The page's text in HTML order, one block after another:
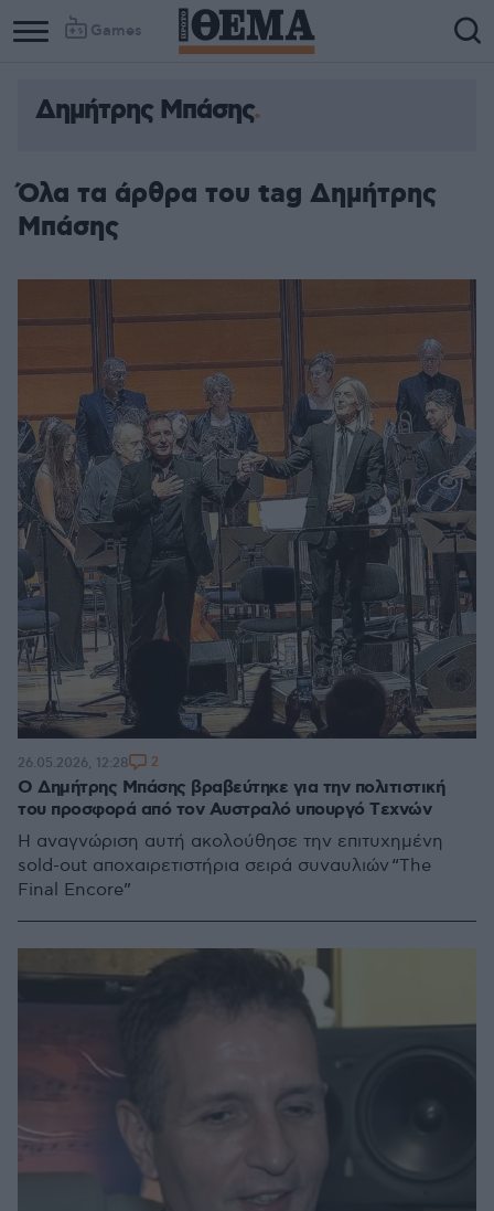
Games
Δημήτρης Μπάσης
Όλα τα άρθρα του tag Δημήτρης
Μπάσης
Ο Δημήτρης Μπάσης βραβεύτηκε για την πολιτιστική
του προσφορά από τον Αυστραλό υπουργό Tεχνών
Η αναγνώριση αυτή ακολούθησε την επιτυχημένη
sold-out αποχαιρετιστήρια σειρά συναυλιών “The
Final Encore”
26.05.2026, 12:28 2